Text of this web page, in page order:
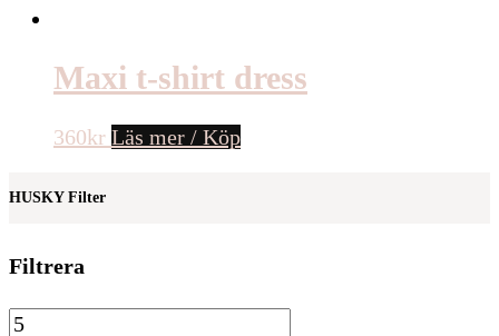
Maxi t-shirt dress
360kr Läs mer / Köp
HUSKY Filter
Filtrera